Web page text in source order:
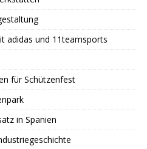
adidas und 11teamsports
für Schützenfest
in Spanien